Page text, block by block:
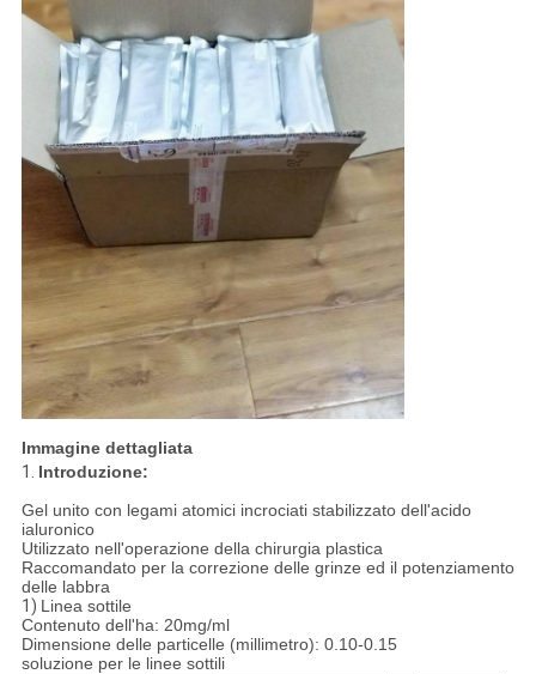
Immagine dettagliata
1. Introduzione:
Gel unito con legami atomici incrociati stabilizzato dell'acido
ialuronico
Utilizzato nell'operazione della chirurgia plastica
Raccomandato per la correzione delle grinze ed il potenziamento
delle labbra
1) Linea sottile
Contenuto dell'ha: 20mg/ml
Dimensione delle particelle (millimetro): 0.10-0.15
soluzione per le linee sottili